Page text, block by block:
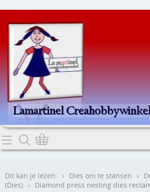
Home
Contact
Dit kan je lezen. › Dies om te stansen ›
(Dies) › Diamond press nesting dies